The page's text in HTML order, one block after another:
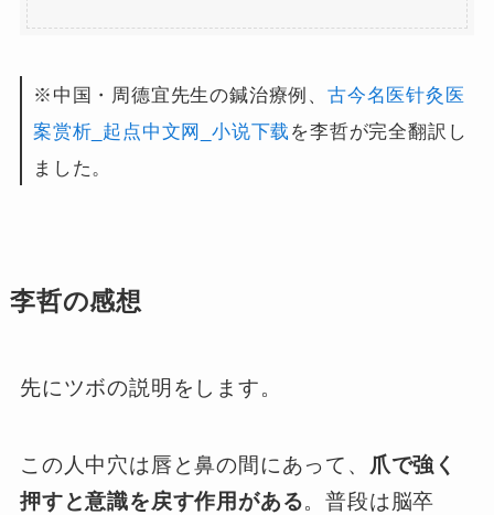
※中国・周德宜先生の鍼治療例、古今名医针灸医
案赏析_起点中文网_小说下载 を李哲が完全翻訳し
ました。
李哲の感想
先にツボの説明をします。
この人中穴は唇と鼻の間にあって、 爪で強く
押すと意識を戻す作用がある。普段は脳卒